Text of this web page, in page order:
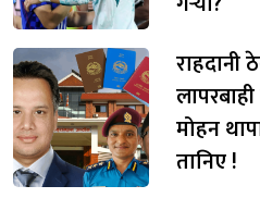
राहदानी
मोहन
तानिए !